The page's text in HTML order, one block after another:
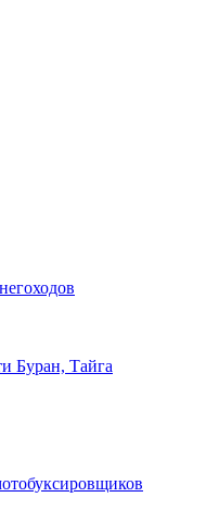
Буран, Тайга